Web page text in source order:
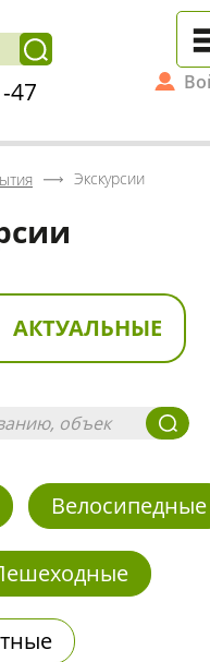
47
Экскурсии
АКТУАЛЬНЫЕ
Велосипедные